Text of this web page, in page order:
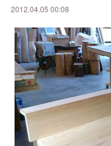
2012.04.05 00:08